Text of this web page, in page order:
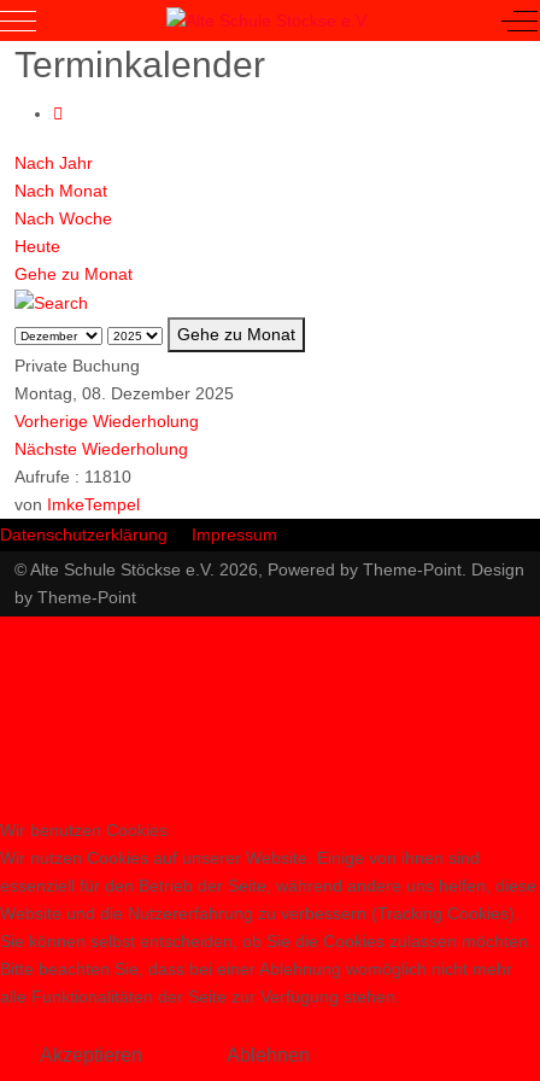
Mobile Menu Toggle
Terminkalender
Nach Jahr
Nach Monat
Nach Woche
Heute
Gehe zu Monat
Gehe zu Monat
Private Buchung
Montag, 08. Dezember 2025
Vorherige Wiederholung
Nächste Wiederholung
Aufrufe : 11810
von ImkeTempel
Datenschutzerklärung
Impressum
© Alte Schule Stöckse e.V. 2026, Powered by Theme-Point . Design
by Theme-Point
Wir benutzen Cookies
Wir nutzen Cookies auf unserer Website. Einige von ihnen sind
essenziell für den Betrieb der Seite, während andere uns helfen, diese
Website und die Nutzererfahrung zu verbessern (Tracking Cookies).
Sie können selbst entscheiden, ob Sie die Cookies zulassen möchten.
Bitte beachten Sie, dass bei einer Ablehnung womöglich nicht mehr
alle Funktionalitäten der Seite zur Verfügung stehen.
Akzeptieren Ablehnen